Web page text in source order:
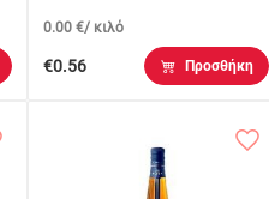
0.00 €/ κιλό
€0.56 Προσθήκη